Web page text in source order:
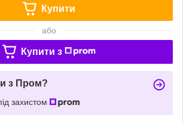
Купити
або
Купити з
з Пром?
захистом